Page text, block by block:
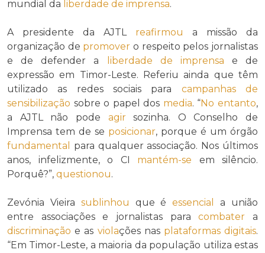
mundial da liberdade de imprensa.
A presidente da AJTL reafirmou
a missão da
organização de promover o respeito pelos jornalistas
e de defender a
liberdade de imprensa e de
expressão em Timor-Leste. Referiu ainda que têm
utilizado as redes sociais para campanhas de
sensibilização sobre o papel dos media. “No entanto,
a AJTL não pode agirsozinha. O Conselho de
Imprensa tem de se posicionar, porque é um órgão
fundamental
para qualquer associação. Nos últimos
anos, infelizmente, o CI mantém-se em silêncio.
Porquê?”, questionou.
Zevónia Vieira sublinhou que éessencial
a união
entre associações e jornalistas paracombater a
discriminação e as violações nas plataformas digitais.
“Em Timor-Leste, a maioria da população utiliza estas